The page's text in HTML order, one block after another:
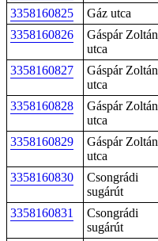
3358160825
Gáz utca
3358160826
Gáspár Zoltán
utca
3358160827
Gáspár Zoltán
utca
3358160828
Gáspár Zoltán
utca
3358160829
Gáspár Zoltán
utca
3358160830
Csongrádi
sugárút
3358160831
Csongrádi
sugárút